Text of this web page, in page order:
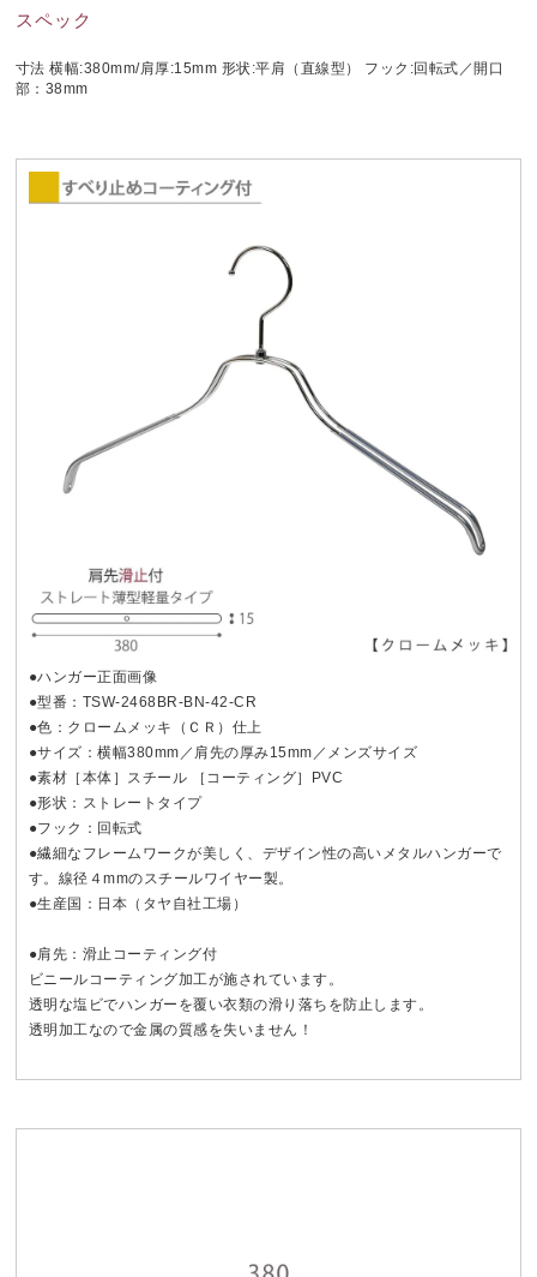
スペック
寸法 横幅:380mm/肩厚:15mm 形状:平肩（直線型） フック:回転式／開口
部：38mm
●ハンガー正面画像
●型番：TSW-2468BR-BN-42-CR
●色：クロームメッキ（ＣＲ）仕上
●サイズ：横幅380mm／肩先の厚み15mm／メンズサイズ
●素材［本体］スチール ［コーティング］PVC
●形状：ストレートタイプ
●フック：回転式
●繊細なフレームワークが美しく、デザイン性の高いメタルハンガーで
す。線径４mmのスチールワイヤー製。
●生産国：日本（タヤ自社工場）
●肩先：滑止コーティング付
ビニールコーティング加工が施されています。
透明な塩ビでハンガーを覆い衣類の滑り落ちを防止します。
透明加工なので金属の質感を失いません！